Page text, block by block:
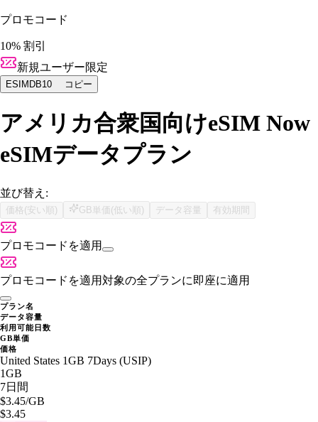
プロモコード
10% 割引
新規ユーザー限定
ESIMDB10 コピー
アメリカ合衆国向けeSIM Now
eSIMデータプラン
並び替え:
価格(安い順) GB単価(低い順) データ容量 有効期間
プロモコードを適用
プロモコードを適用対象の全プランに即座に適用
プラン名
データ容量
利用可能日数
GB単価
価格
United States 1GB 7Days (USIP)
1GB
7日間
$3.45/GB
$3.45